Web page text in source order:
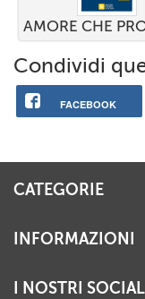
AMORE CHE
Condividi
FACEBOOK
CATEGORIE
INFORMAZIONI
I NOSTRI